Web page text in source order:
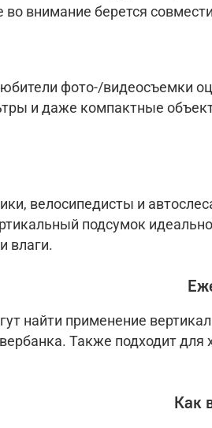
внимание берется
фото-/видеосъемки
и даже компактные
велосипедисты и
подсумок
влаги.
найти применение
Также подходит
Как